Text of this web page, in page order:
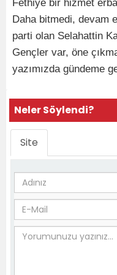
Fethiye bir hizmet
Daha bitmedi, devam
parti olan Selahattin
Gençler var, öne
yazımızda gündeme
Neler Söylendi?
Site